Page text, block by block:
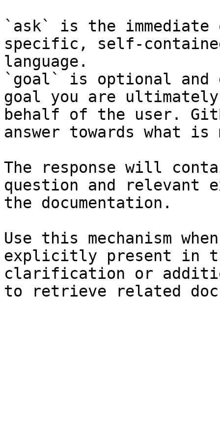
`ask` is the
specific, self-
language.
`goal` is optional and
goal you are
behalf of the user.
answer towards what
The response will
question and relevant
the documentation.
Use this mechanism
explicitly present in
clarification or